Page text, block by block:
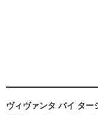
ヴィヴァンタ バイ ター